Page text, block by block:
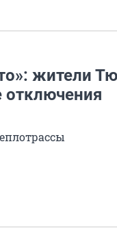
жители